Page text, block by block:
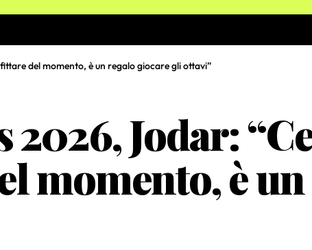
del momento, è un regalo giocare gli ottavi”
Jodar:
momento, è